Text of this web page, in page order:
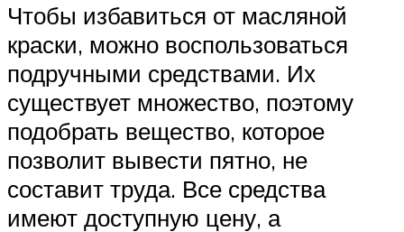
Чтобы избавиться от масляной
краски, можно воспользоваться
подручными средствами. Их
существует множество, поэтому
подобрать вещество, которое
позволит вывести пятно, не
составит труда. Все средства
имеют доступную цену, а